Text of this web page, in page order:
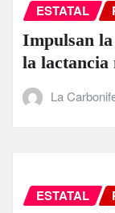
ESTATAL
Impulsan
la lactancia
La
ESTATAL